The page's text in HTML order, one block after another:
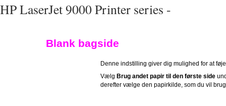
HP LaserJet 9000 Printer series -
Blank bagside
Denne indstilling giver dig mulighed for at
Vælg Brug andet papir til den første side
derefter vælge den papirkilde, som du vil